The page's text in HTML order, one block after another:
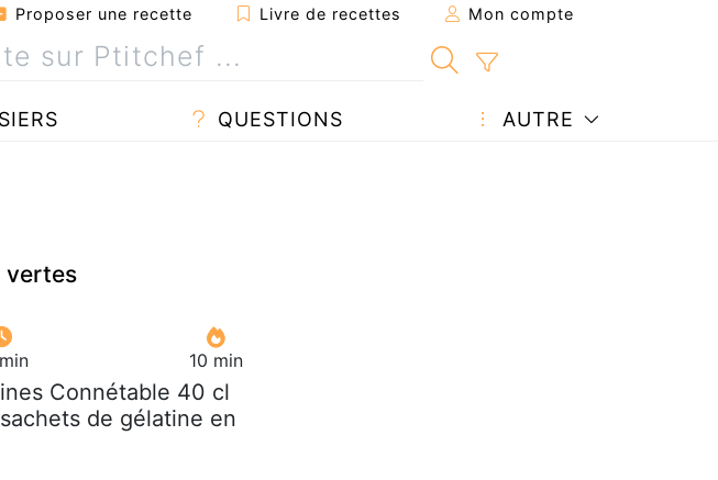
Proposer une recette Livre de recettes Mon compte
QUESTIONS AUTRE
vertes
10 min
Connétable 40 cl
de gélatine en